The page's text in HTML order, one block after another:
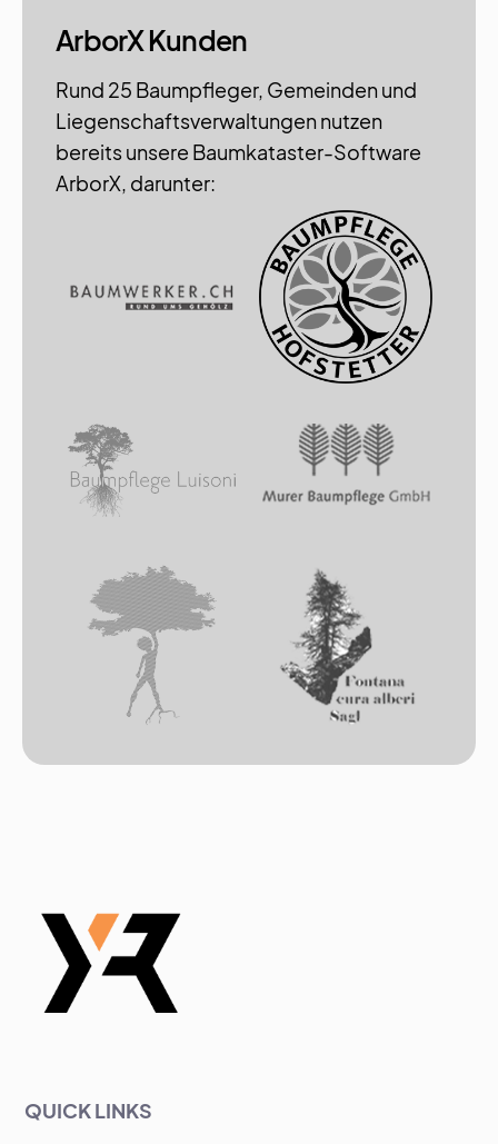
ArborX Kunden
Rund 25 Baumpfleger, Gemeinden und
Liegenschaftsverwaltungen nutzen
bereits unsere Baumkataster-Software
ArborX, darunter:
QUICK LINKS